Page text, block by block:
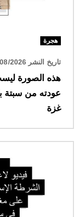
هجرة
تاريخ النشر 06/08/2026 الساعة 10:03
هذه الصورة
عودته من
غزة